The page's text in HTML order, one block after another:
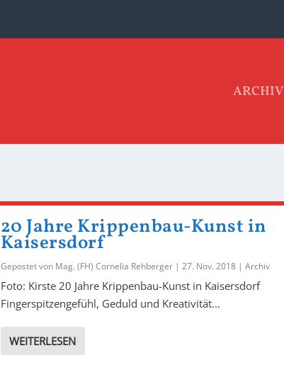
ARCHIV
20 Jahre Krippenbau-Kunst in
Kaisersdorf
Gepostet von Mag. (FH) Cornelia Rehberger| 27. Nov. 2018| Archiv
Foto: Kirste 20 Jahre Krippenbau-Kunst in Kaisersdorf
Fingerspitzengefühl, Geduld und Kreativität...
WEITERLESEN